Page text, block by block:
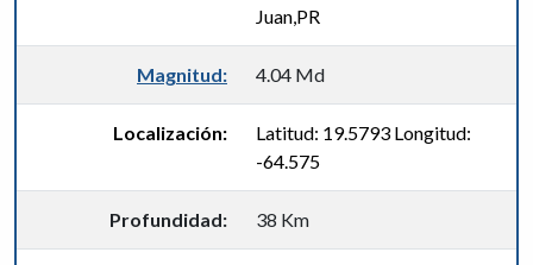
Juan,PR
Magnitud: 4.04 Md
Localización:
Latitud: 19.5793 Longitud:
-64.575
Profundidad: 38 Km